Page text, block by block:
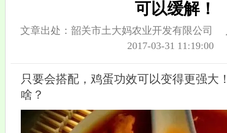
可以缓解！
文章出处：韶关市土大妈农业开发有限公司
2017-03-31 11:19:00
只要会搭配，鸡蛋功效可以变得更强大
啥？